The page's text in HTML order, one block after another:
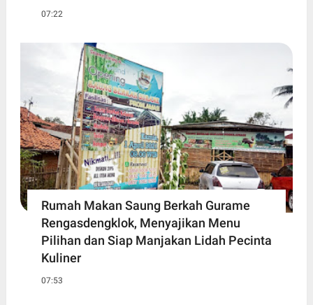
07:22
Rumah Makan Saung Berkah Gurame
Rengasdengklok, Menyajikan Menu
Pilihan dan Siap Manjakan Lidah Pecinta
Kuliner
07:53